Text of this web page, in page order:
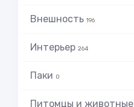
Внешность 196
Интерьер 264
Паки 0
Питомцы и животные